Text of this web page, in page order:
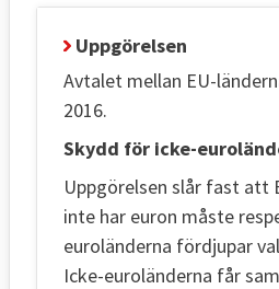
Uppgörelsen
Avtalet mellan EU-
2016.
Skydd för icke-
Uppgörelsen slår fast att
inte har euron måste
euroländerna fördjupar
Icke-euroländerna får